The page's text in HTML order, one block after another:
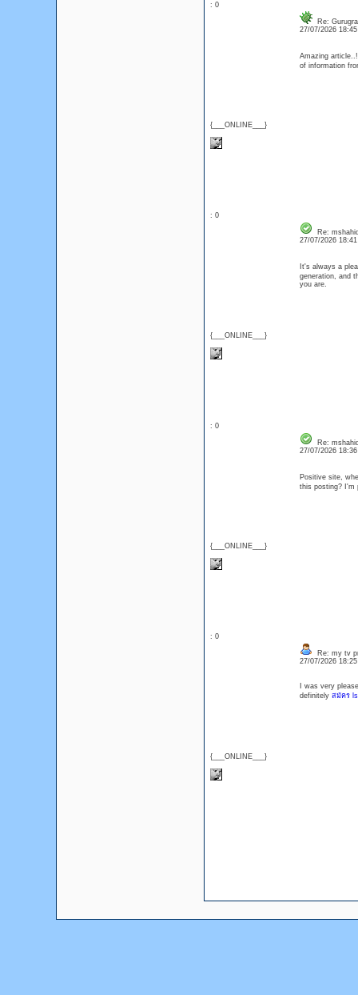
: 0
{___ONLINE___}
Re:
27/07/2026
Amazing
of information
: 0
{___ONLINE___}
Re:
27/07/2026
It's always a
generation, and
you are.
: 0
{___ONLINE___}
Re:
27/07/2026
Positive site,
this posting? I'm
: 0
{___ONLINE___}
Re: my tv
27/07/2026
I was very
definitely สมัคร